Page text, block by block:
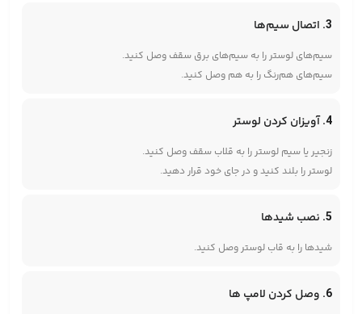
3. اتصال سیم‌ها
سیم‌های لوستر را به سیم‌های برق سقف وصل کنید.
سیم‌های هم‌رنگ را به هم وصل کنید.
4. آویزان کردن لوستر
زنجیر یا سیم لوستر را به قلاب سقف وصل کنید.
لوستر را بلند کنید و در جای خود قرار دهید.
5. نصب شیدها
شیدها را به قاب لوستر وصل کنید.
6. وصل کردن لامپ ها